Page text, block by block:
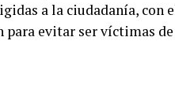
a la ciudadanía, con
para evitar ser víctimas